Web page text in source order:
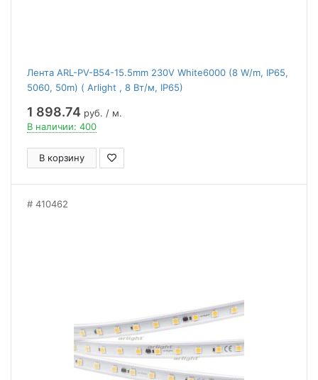
Лента ARL-PV-B54-15.5mm 230V White6000 (8 W/m, IP65,
5060, 50m) ( Arlight , 8 Вт/м, IP65)
1 898.74 руб. / м.
В наличии: 400
В корзину
410462